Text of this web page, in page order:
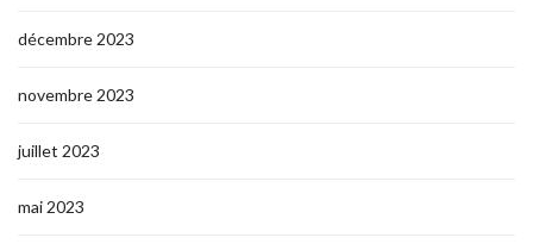
décembre 2023
novembre 2023
juillet 2023
mai 2023